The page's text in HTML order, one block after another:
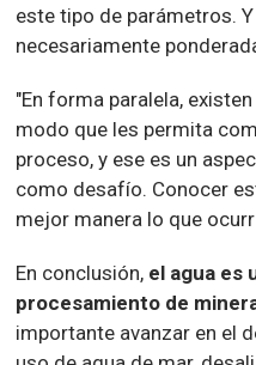
este tipo de parámetros.
necesariamente
"En forma paralela,
modo que les permita
proceso, y ese es un
como desafío. Conocer
mejor manera lo que
En conclusión, el agua es
procesamiento de
importante avanzar en el